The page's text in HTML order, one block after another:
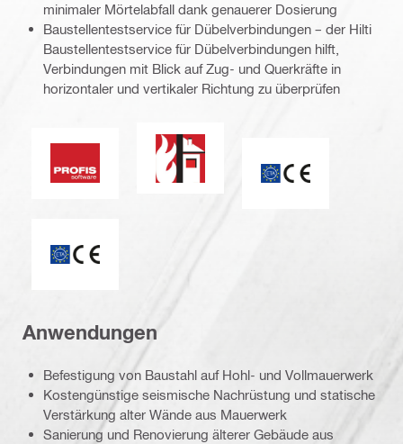
minimaler Mörtelabfall dank genauerer Dosierung
Baustellentestservice für Dübelverbindungen – der Hilti
Baustellentestservice für Dübelverbindungen hilft,
Verbindungen mit Blick auf Zug- und Querkräfte in
horizontaler und vertikaler Richtung zu überprüfen
PROFIS SoftwareFeuerwiderstand
Anwendungen
Befestigung von Baustahl auf Hohl- und Vollmauerwerk
Kostengünstige seismische Nachrüstung und statische
Verstärkung alter Wände aus Mauerwerk
Sanierung und Renovierung älterer Gebäude aus